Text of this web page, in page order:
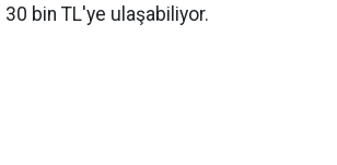
30 bin TL'ye ulaşabiliyor.